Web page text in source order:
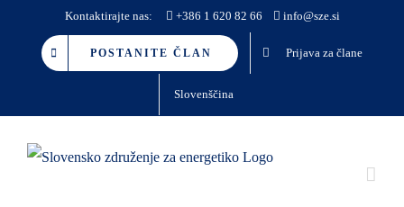
Kontaktirajte nas: +386 1 620 82 66 info@sze.si
POSTANITE ČLAN Prijava za člane
Slovenščina